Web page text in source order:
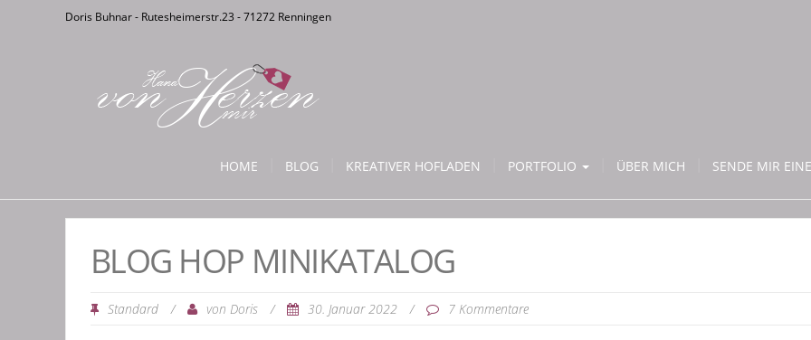
Doris Buhnar - Rutesheimerstr.23 - 71272 Renningen
HOME BLOG KREATIVER HOFLADEN PORTFOLIO ÜBER MICH SENDE MIR
BLOG HOP MINIKATALOG
Standard / von Doris / 30. Januar 2022 / 7 Kommentare